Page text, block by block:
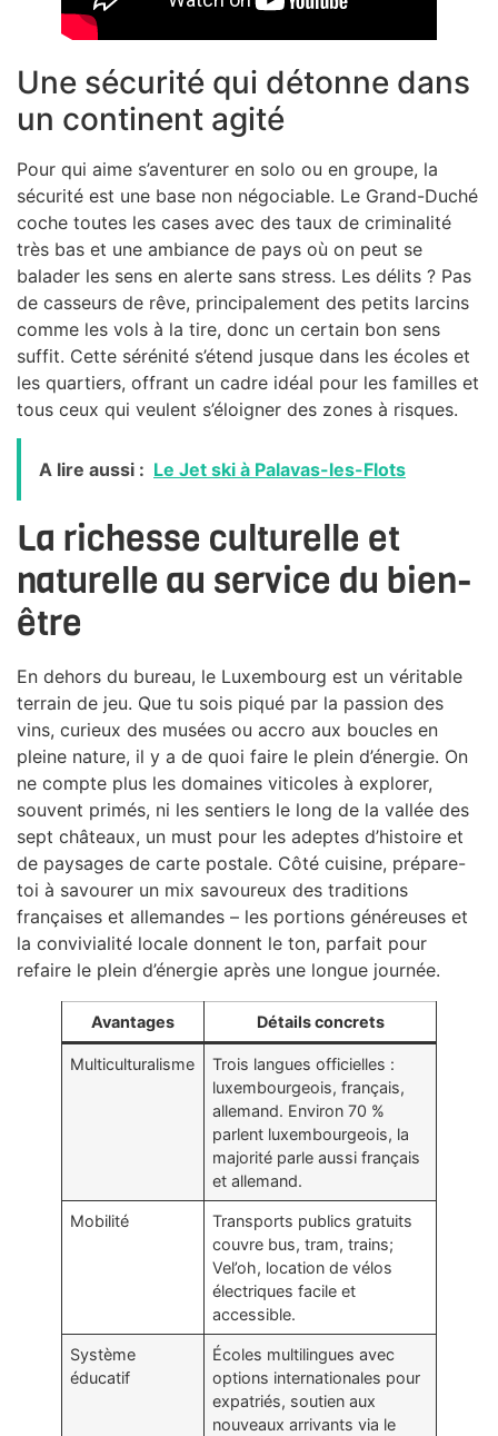
Une sécurité qui détonne dans
un continent agité
Pour qui aime s’aventurer en solo ou en groupe, la
sécurité est une base non négociable. Le Grand-Duché
coche toutes les cases avec des taux de criminalité
très bas et une ambiance de pays où on peut se
balader les sens en alerte sans stress. Les délits ? Pas
de casseurs de rêve, principalement des petits larcins
comme les vols à la tire, donc un certain bon sens
suffit. Cette sérénité s’étend jusque dans les écoles et
les quartiers, offrant un cadre idéal pour les familles et
tous ceux qui veulent s’éloigner des zones à risques.
A lire aussi : Le Jet ski à Palavas-les-Flots
La richesse culturelle et
naturelle au service du bien-
être
En dehors du bureau, le Luxembourg est un véritable
terrain de jeu. Que tu sois piqué par la passion des
vins, curieux des musées ou accro aux boucles en
pleine nature, il y a de quoi faire le plein d’énergie. On
ne compte plus les domaines viticoles à explorer,
souvent primés, ni les sentiers le long de la vallée des
sept châteaux, un must pour les adeptes d’histoire et
de paysages de carte postale. Côté cuisine, prépare-
toi à savourer un mix savoureux des traditions
françaises et allemandes – les portions généreuses et
la convivialité locale donnent le ton, parfait pour
refaire le plein d’énergie après une longue journée.
Avantages Détails concrets
Multiculturalisme
Trois langues officielles :
luxembourgeois, français,
allemand. Environ 70 %
parlent luxembourgeois, la
majorité parle aussi français
et allemand.
Mobilité
Transports publics gratuits
couvre bus, tram, trains;
Vel’oh, location de vélos
électriques facile et
accessible.
Système
éducatif
Écoles multilingues avec
options internationales pour
expatriés, soutien aux
nouveaux arrivants via le